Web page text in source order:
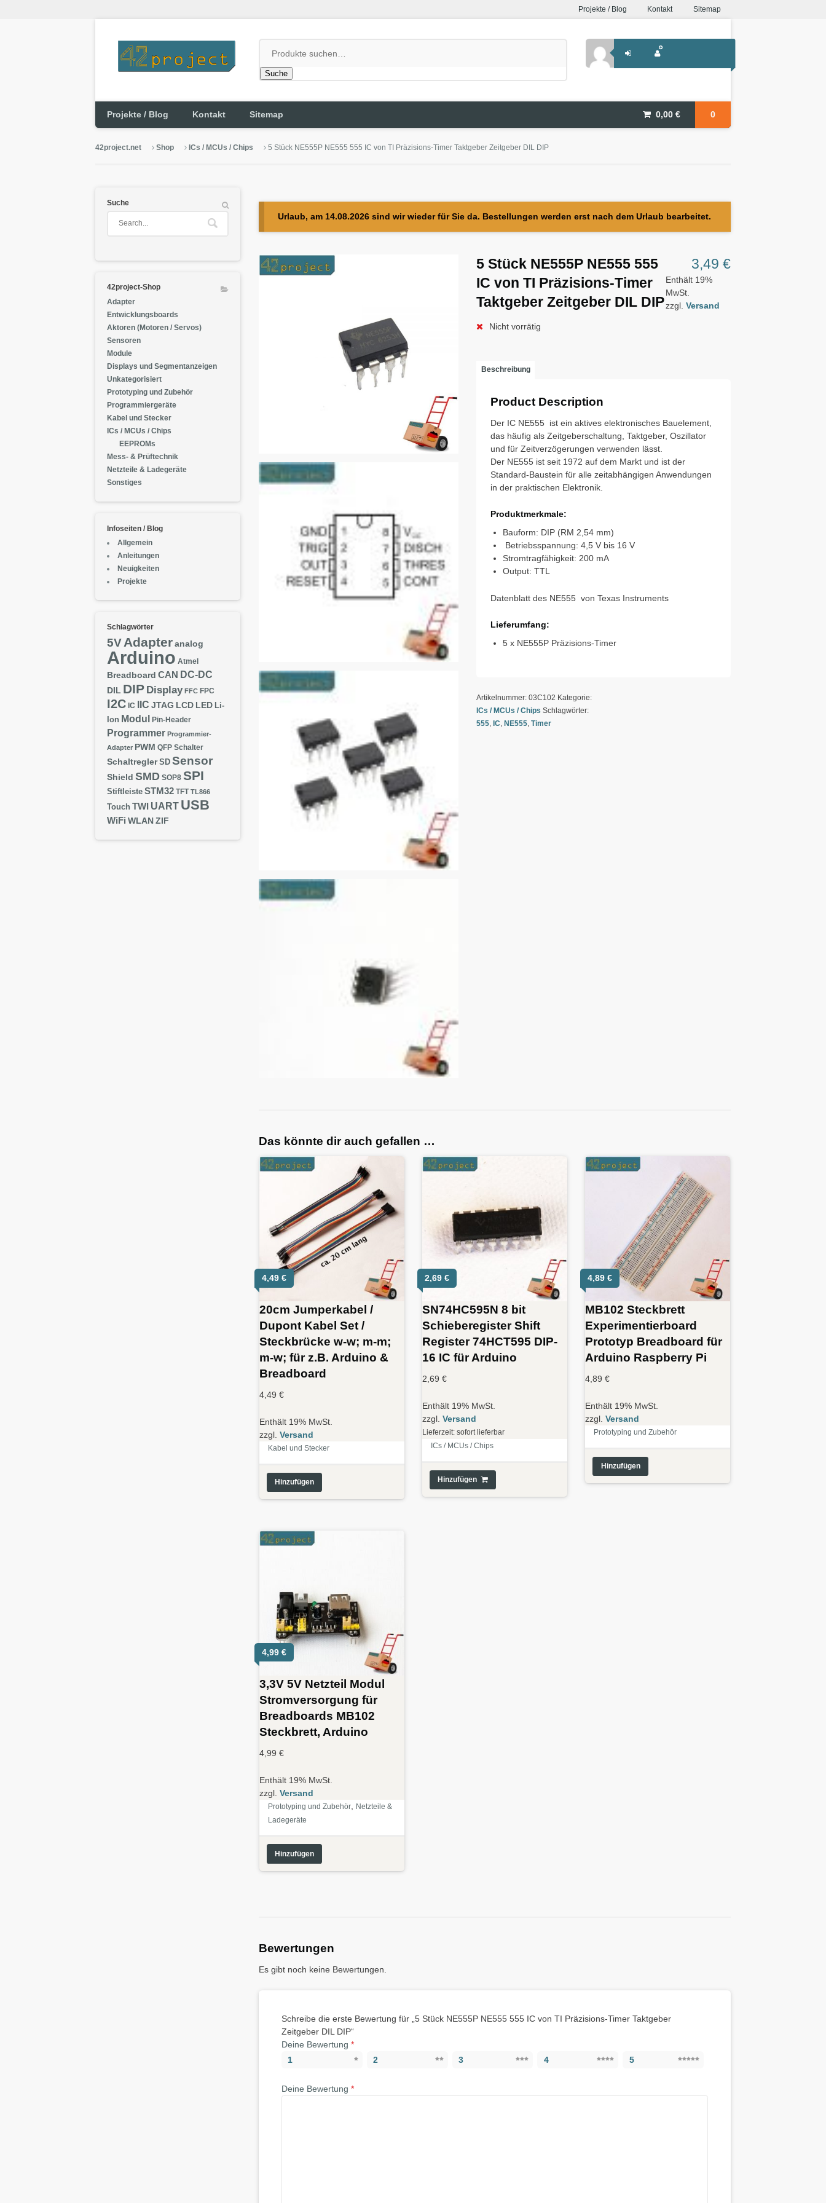
Projekte / Blog Kontakt Sitemap
Suche
0,00 € 0
Projekte / Blog Kontakt Sitemap
42project.net Shop ICs / MCUs / Chips 5 Stück NE555P NE555 555 IC von TI Präzisions-Timer Taktgeber Zeitgeber DIL DIP
Urlaub, am 14.08.2026 sind wir wieder für Sie da. Bestellungen werden erst nach dem Urlaub bearbeitet.
5 Stück NE555P NE555 555
IC von TI Präzisions-Timer
Taktgeber Zeitgeber DIL DIP
3,49 €
Enthält 19%
MwSt.
zzgl.Versand
Nicht vorrätig
Beschreibung
Product Description
Der IC NE555 ist ein aktives elektronisches Bauelement,
das häufig als Zeitgeberschaltung, Taktgeber, Oszillator
und für Zeitverzögerungen verwenden lässt.
Der NE555 ist seit 1972 auf dem Markt und ist der
Standard-Baustein für alle zeitabhängigen Anwendungen
in der praktischen Elektronik.
Produktmerkmale:
Bauform: DIP (RM 2,54 mm)
Betriebsspannung: 4,5 V bis 16 V
Stromtragfähigkeit: 200 mA
Output: TTL
Datenblatt des NE555 von Texas Instruments
Lieferumfang:
5 x NE555P Präzisions-Timer
Artikelnummer:03C102 Kategorie:
ICs / MCUs / Chips Schlagwörter:
555 ,IC ,NE555 ,Timer
Das könnte dir auch gefallen …
4,49 €
20cm Jumperkabel /
Dupont Kabel Set /
Steckbrücke w-w; m-m;
m-w; für z.B. Arduino &
Breadboard
4,49 €
Enthält 19% MwSt.
zzgl. Versand
Kabel und Stecker
Hinzufügen
2,69 €
SN74HC595N 8 bit
Schieberegister Shift
Register 74HCT595 DIP-
16 IC für Arduino
2,69€
Enthält 19% MwSt.
zzgl.Versand
Lieferzeit: sofort lieferbar
ICs / MCUs / Chips
Hinzufügen
4,89€
MB102 Steckbrett
Experimentierboard
Prototyp Breadboard für
Arduino Raspberry Pi
4,89€
Enthält 19% MwSt.
zzgl.Versand
Prototyping und Zubehör
Hinzufügen
4,99 €
3,3V 5V Netzteil Modul
Stromversorgung für
Breadboards MB102
Steckbrett, Arduino
4,99 €
Enthält 19% MwSt.
zzgl. Versand
Prototyping und Zubehör,
Netzteile &
Ladegeräte
Hinzufügen
Bewertungen
Es gibt noch keine Bewertungen.
Schreibe die erste Bewertung für „5 Stück NE555P NE555 555 IC von TI Präzisions-Timer Taktgeber
Zeitgeber DIL DIP“
Deine Bewertung *
1
2 3 4 5
Deine Bewertung *
Suche
42project-Shop
Adapter
Entwicklungsboards
Aktoren (Motoren / Servos)
Sensoren
Module
Displays und Segmentanzeigen
Unkategorisiert
Prototyping und Zubehör
Programmiergeräte
Kabel und Stecker
ICs / MCUs / Chips
EEPROMs
Mess- & Prüftechnik
Netzteile & Ladegeräte
Sonstiges
Infoseiten / Blog
Allgemein
Anleitungen
Neuigkeiten
Projekte
Schlagwörter
5VAdapter analog
Arduino Atmel
Breadboard CAN DC-DC
DIL DIP Display FFC FPC
I2C IC IIC JTAG LCD LED Li-
Ion Modul Pin-Header
Programmer Programmier-
Adapter PWM QFP Schalter
Schaltregler SD Sensor
Shield SMD SOP8 SPI
Stiftleiste STM32 TFT TL866
Touch TWI UART USB
WiFi WLAN ZIF